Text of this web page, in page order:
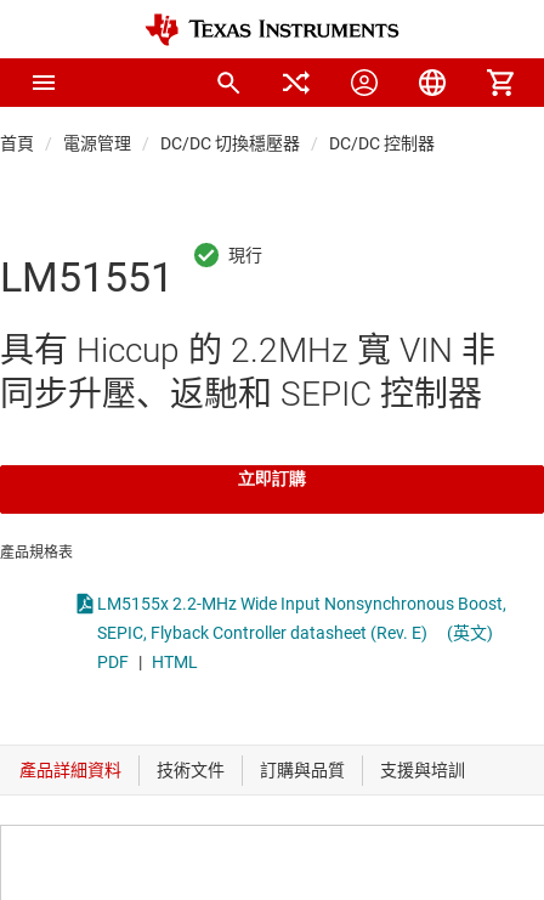
首頁 電源管理 DC/DC 切換穩壓器 DC/DC 控制器
LM51551
具有 Hiccup 的 2.2MHz 寬 VIN 非
同步升壓、返馳和 SEPIC 控制器
立即訂購
產品規格表
LM5155x 2.2-MHz Wide Input Nonsynchronous Boost,
SEPIC, Flyback Controller datasheet (Rev. E)
(英文)
PDF | HTML